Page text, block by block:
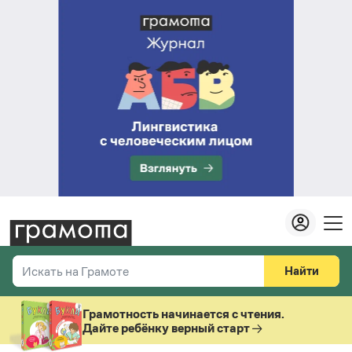
Искать на Грамоте
Справочная служба
Найти
Везде